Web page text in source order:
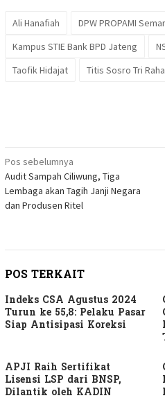
Ali Hanafiah
DPW PROPAMI
Kampus STIE Bank BPD Jateng
Taofik Hidajat
Titis Sosro Tri
Navigasi
pos
Pos sebelumnya
Audit Sampah Ciliwung, Tiga
Lembaga akan Tagih Janji Negara
dan Produsen Ritel
POS TERKAIT
Indeks CSA Agustus 2024
Turun ke 55,8: Pelaku Pasar
Siap Antisipasi Koreksi
APJI Raih Sertifikat
Lisensi LSP dari BNSP,
Dilantik oleh KADIN